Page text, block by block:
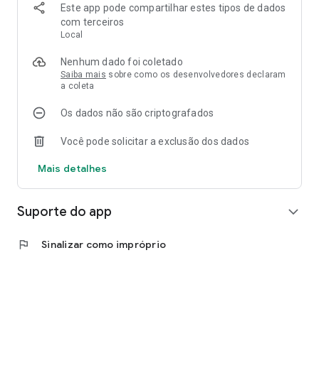
Este app pode compartilhar estes tipos de dados
com terceiros
Local
Nenhum dado foi coletado
Saiba mais sobre como os desenvolvedores declaram
a coleta
Os dados não são criptografados
Você pode solicitar a exclusão dos dados
Mais detalhes
Suporte do app expand_more
flag Sinalizar como impróprio